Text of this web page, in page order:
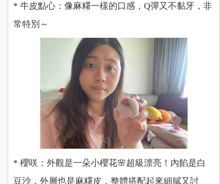
* 牛皮點心：像麻糬一樣的口感，Q彈又不黏牙，非
常特別～
* 櫻咲：外觀是一朵小櫻花🌸超級漂亮！內餡是白
豆沙，外層也是麻糬皮，整體搭配起來細膩又討